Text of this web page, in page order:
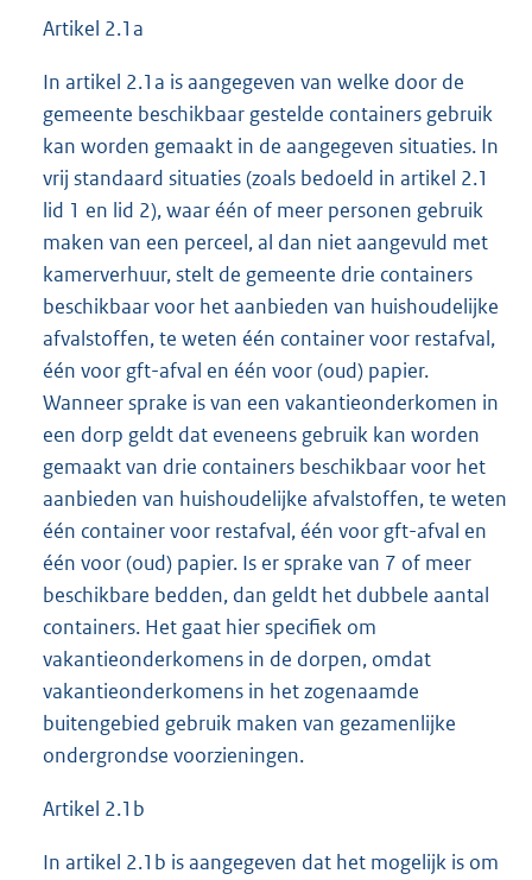
Artikel 2.1a
In artikel 2.1a is aangegeven van welke door de
gemeente beschikbaar gestelde containers gebruik
kan worden gemaakt in de aangegeven situaties. In
vrij standaard situaties (zoals bedoeld in artikel 2.1
lid 1 en lid 2), waar één of meer personen gebruik
maken van een perceel, al dan niet aangevuld met
kamerverhuur, stelt de gemeente drie containers
beschikbaar voor het aanbieden van huishoudelijke
afvalstoffen, te weten één container voor restafval,
één voor gft-afval en één voor (oud) papier.
Wanneer sprake is van een vakantieonderkomen in
een dorp geldt dat eveneens gebruik kan worden
gemaakt van drie containers beschikbaar voor het
aanbieden van huishoudelijke afvalstoffen, te weten
één container voor restafval, één voor gft-afval en
één voor (oud) papier. Is er sprake van 7 of meer
beschikbare bedden, dan geldt het dubbele aantal
containers. Het gaat hier specifiek om
vakantieonderkomens in de dorpen, omdat
vakantieonderkomens in het zogenaamde
buitengebied gebruik maken van gezamenlijke
ondergrondse voorzieningen.
Artikel 2.1b
In artikel 2.1b is aangegeven dat het mogelijk is om